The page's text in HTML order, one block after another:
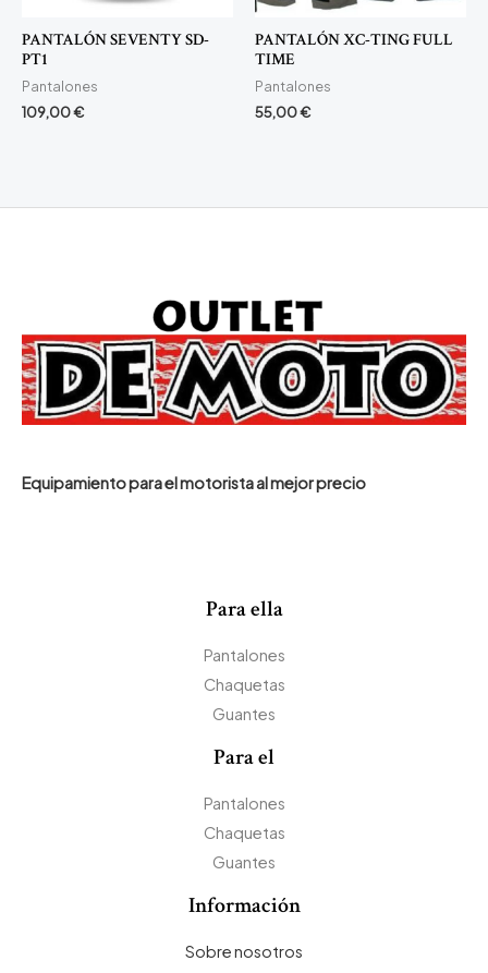
PANTALÓN SEVENTY SD-
PT1
Pantalones
109,00€
PANTALÓN XC-TING FULL
TIME
Pantalones
55,00€
Equipamiento para el motorista al mejor precio
Para ella
Pantalones
Chaquetas
Guantes
Para el
Pantalones
Chaquetas
Guantes
Información
Sobre nosotros